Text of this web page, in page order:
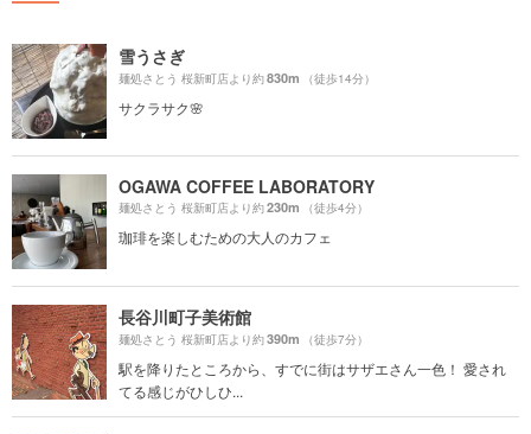
雪うさぎ
麺処さとう 桜新町店より約830m （徒歩14分）
サクラサク🌸
OGAWA COFFEE LABORATORY
麺処さとう 桜新町店より約230m （徒歩4分）
珈琲を楽しむための大人のカフェ
長谷川町子美術館
麺処さとう 桜新町店より約390m （徒歩7分）
駅を降りたところから、すでに街はサザエさん一色！ 愛され
てる感じがひしひ...